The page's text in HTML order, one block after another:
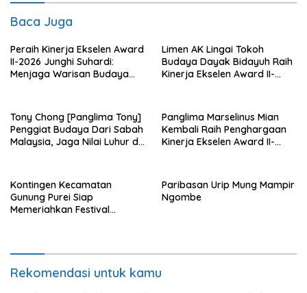
Baca Juga
Peraih Kinerja Ekselen Award
II-2026 Junghi Suhardi:
Menjaga Warisan Budaya
Limen AK Lingai Tokoh
Budaya Dayak Bidayuh Raih
Kinerja Ekselen Award II-
Tony Chong [Panglima Tony]
Penggiat Budaya Dari Sabah
Malaysia, Jaga Nilai Luhur di
Panglima Marselinus Mian
Kembali Raih Penghargaan
Kinerja Ekselen Award II-
Kontingen Kecamatan
Gunung Purei Siap
Memeriahkan Festival
Paribasan Urip Mung Mampir
Ngombe
Rekomendasi untuk kamu